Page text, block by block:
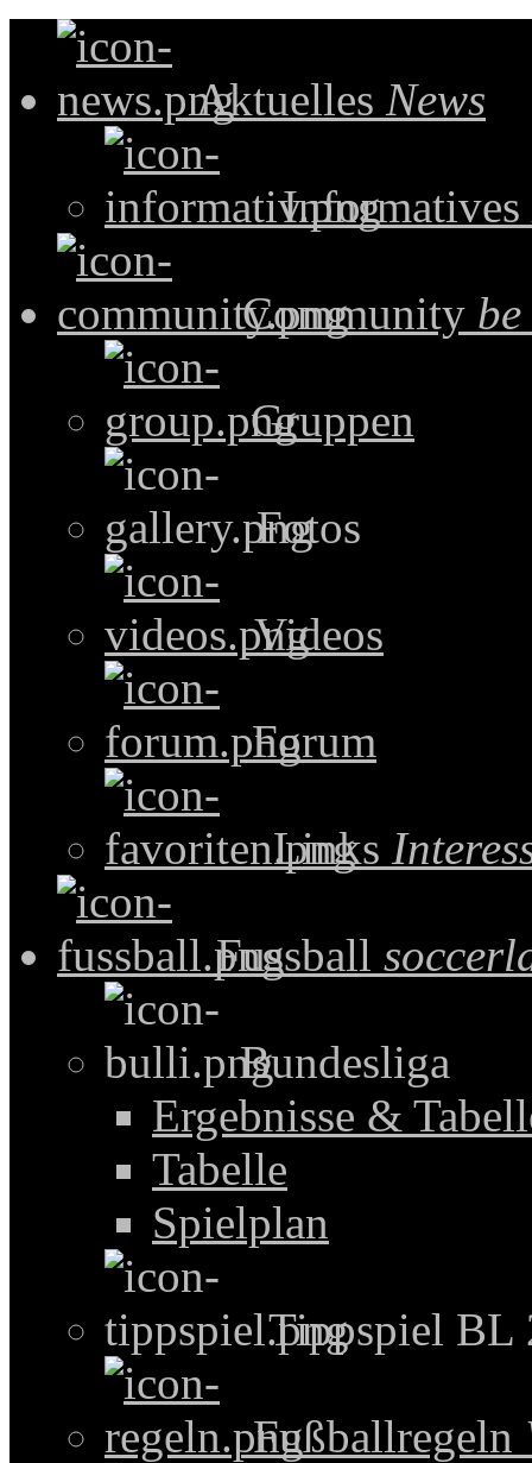
Aktuelles News
Informatives
Community
Gruppen
Fotos
Videos
Forum
Links
Fussball
Bundesliga
Ergebnisse &
Tabelle
Spielplan
Tippspiel BL
Fußballregeln